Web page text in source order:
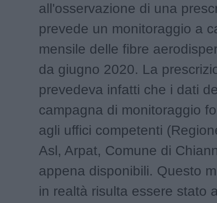
all'osservazione di una
prevede un monitoraggio a
mensile delle fibre
da giugno 2020. La
prevedeva infatti che i dati
campagna di monitoraggio
agli uffici competenti
Asl, Arpat, Comune di
appena disponibili. Questo
in realtà risulta essere stato